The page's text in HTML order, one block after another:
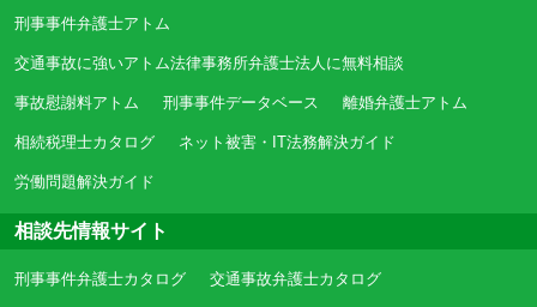
刑事事件弁護士アトム
交通事故に強いアトム法律事務所弁護士法人に無料相談
事故慰謝料アトム 刑事事件データベース 離婚弁護士アトム
相続税理士カタログ ネット被害・IT法務解決ガイド
労働問題解決ガイド
相談先情報サイト
刑事事件弁護士カタログ 交通事故弁護士カタログ